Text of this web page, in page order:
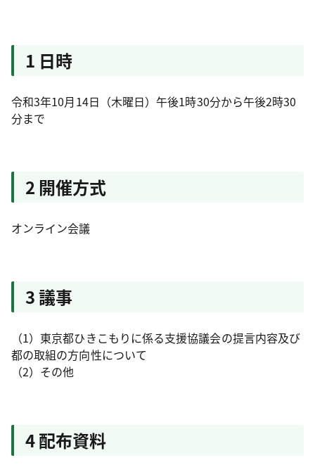
1 日時
令和3年10月14日（木曜日）午後1時30分から午後2時30
分まで
2 開催方式
オンライン会議
3 議事
（1）東京都ひきこもりに係る支援協議会の提言内容及び
都の取組の方向性について
（2）その他
4 配布資料